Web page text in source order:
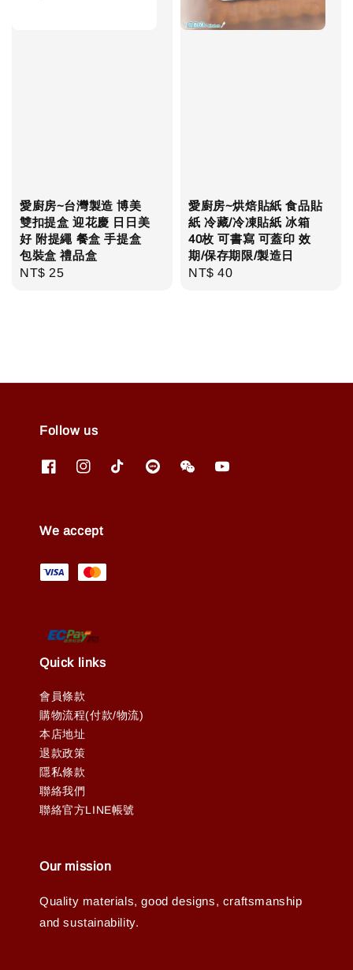
愛廚房~台灣製造 博美
雙扣提盒 迎花慶 日日美
好 附提繩 餐盒 手提盒
包裝盒 禮品盒
Regular
NT$ 25
愛廚房~烘焙貼紙 食品貼
紙 冷藏/冷凍貼紙 冰箱
40枚 可書寫 可蓋印 效
期/保存期限/製造日
Regular
NT$ 40
Follow us
We accept
Quick links
會員條款
購物流程(付款/物流)
本店地址
退款政策
隱私條款
聯絡我們
聯絡官方LINE帳號
Our mission
Quality materials, good designs, craftsmanship
and sustainability.